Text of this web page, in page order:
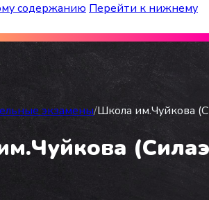
содержанию Перейти к нижнему
к топ-школам!
экзамены/Школа им.Чуйкова